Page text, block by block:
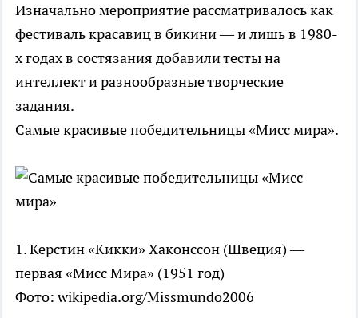
Изначально мероприятие рассматривалось как
фестиваль красавиц в бикини — и лишь в 1980-
х годах в состязания добавили тесты на
интеллект и разнообразные творческие
задания.
Самые красивые победительницы «Мисс мира».
1. Керстин «Кикки» Хаконссон (Швеция) —
первая «Мисс Мира» (1951 год)
Фото: wikipedia.org/Missmundo2006